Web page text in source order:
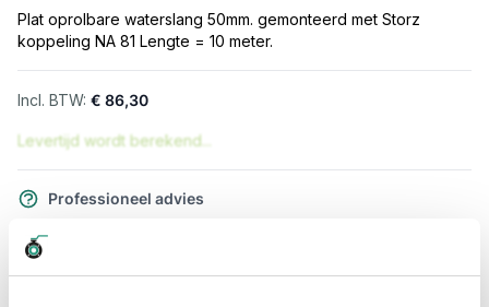
Plat oprolbare waterslang 50mm. gemonteerd met Storz
koppeling NA 81 Lengte = 10 meter.
€ 86,30
Levertijd wordt berekend...
Professioneel advies